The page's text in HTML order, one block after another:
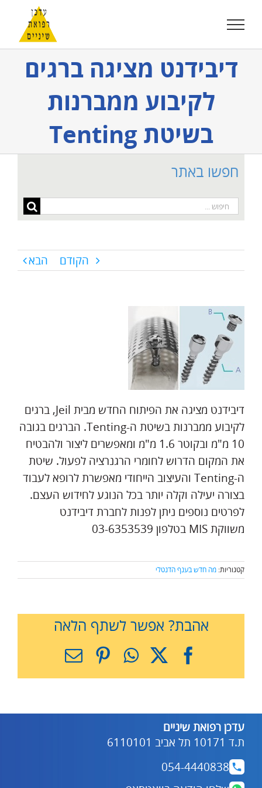
לתוכן
דיבידנט מציגה ברגים
לקיבוע ממברנות
בשיטת Tenting
הקודם הבא
דיבידנט מציגה את הפיתוח החדש מבית Jeil, ברגים
לקיבוע ממברנות בשיטת ה-Tenting. הברגים בגובה
10 מ"מ ובקוטר 1.6 מ"מ ומאפשרים ליצור ולהבטיח
את המקום הדרוש לחומרי הרגנרציה לפעול. שיטת
ה-Tenting והעיצוב הייחודי מאפשרת לרופא לעבוד
בצורה יעילה וקלה יותר בכל הנוגע לחידוש העצם.
לפרטים נוספים ניתן לפנות לחברת דיבידנט
משווקת MIS בטלפון 03-6353539
קטגוריות: מה חדש בענף הדנטלי
אהבת? אפשר לשתף הלאה
Facebook
X
WhatsApp
Pinterest
כתובת
חפשו באתר
חיפוש...
עדכן רפואת שיניים
ת.ד 10171 תל אביב 6110101
054-4440838